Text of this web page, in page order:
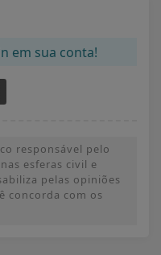
em sua conta!
responsável pelo
esferas civil e
pelas opiniões
concorda com os